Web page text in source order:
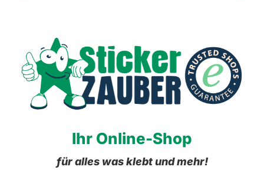
Ihr Online-Shop
für alles was klebt und mehr!